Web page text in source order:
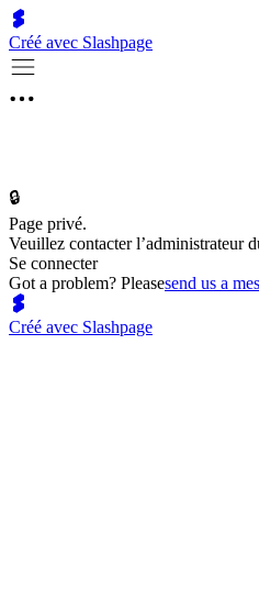
Créé avec Slashpage
🔒
Page privé.
Veuillez contacter l’administrateur
Se connecter
Got a problem? Pleasesend us a
Créé avec Slashpage